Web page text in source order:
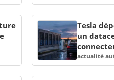
Tesla
un
actualité